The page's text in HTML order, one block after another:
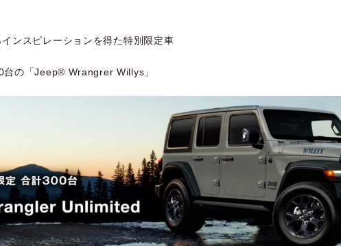
ンスピレーションを得た特別限定車
台の「Jeep® Wrangrer Willys」